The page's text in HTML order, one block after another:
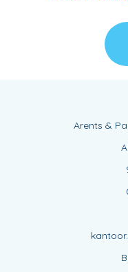
Arents &